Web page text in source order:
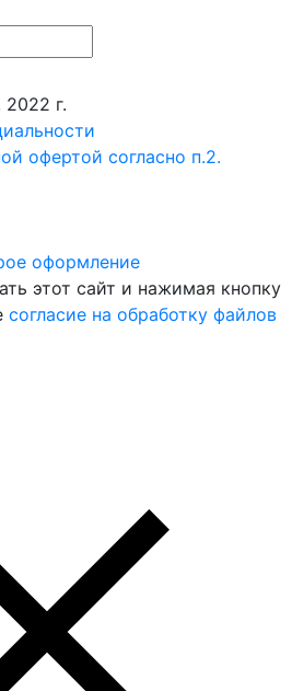
г.
офертой согласно п.2.
оформление
этот сайт и нажимая кнопку
согласие на обработку файлов